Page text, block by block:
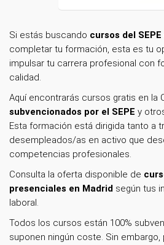
Si estás buscando cursos del
completar tu formación, esta es tu
impulsar tu carrera profesional con
calidad.
Aquí encontrarás cursos gratis en la
subvencionados por el SEPE y
Esta formación está dirigida tanto a
desempleados/as en activo que
competencias profesionales.
Consulta la oferta disponible de
presenciales en Madrid según tus
laboral.
Todos los cursos están 100%
suponen ningún coste. Sin